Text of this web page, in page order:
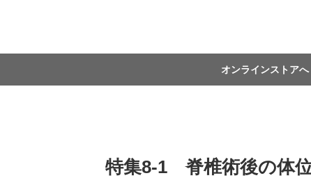
オンラインストアへ
特集8-1 脊椎術後の体